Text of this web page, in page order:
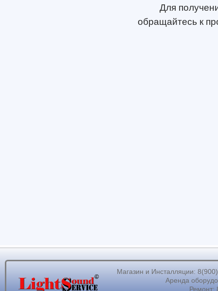
Для
обращайтесь к
Магазин и Инсталляции:
Аренда
Ремонт: